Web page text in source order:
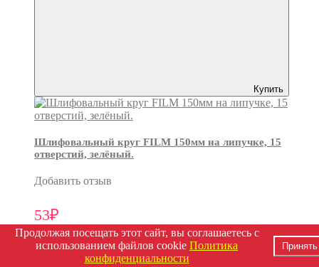
Купить
Шлифовальный круг FILM 150мм на липучке, 15
отверстий, зелёный.
Добавить отзыв
53₽
Продолжая посещать этот сайт, вы соглашаетесь с
использованием файлов cookie Политика
конфиденциальности
Принять